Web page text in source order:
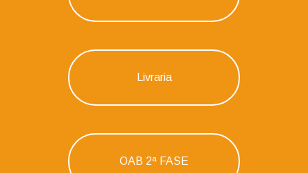
Livraria
OAB 2ª FASE